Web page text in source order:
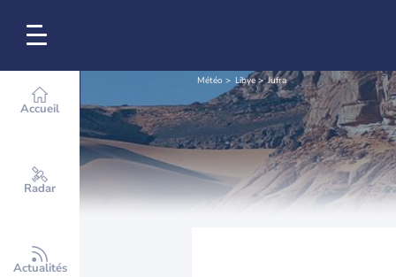
Accueil
Radar
Actualités
Météo Libye Jufra